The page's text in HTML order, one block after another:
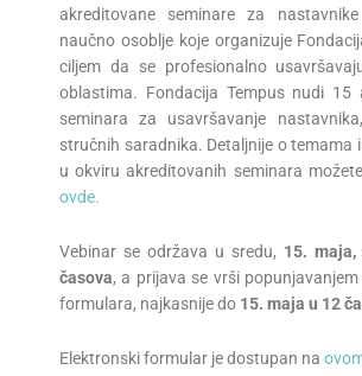
akreditovane seminare za
naučno osoblje koje organizuje
ciljem da se profesionalno
oblastima. Fondacija Tempus nudi 15
seminara za usavršavanje
stručnih saradnika. Detaljnije o temama
u okviru akreditovanih seminara
ovde.
Vebinar se održava u sredu, 15. maja,
časova, a prijava se vrši
formulara, najkasnije do 15. maja u 12
Elektronski formular je dostupan na